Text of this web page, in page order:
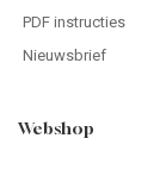
PDF instructies
Nieuwsbrief
Webshop